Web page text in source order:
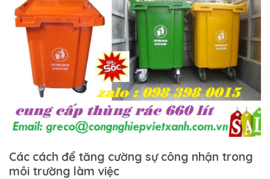
Các cách để tăng cường sự công nhận trong
môi trường làm việc